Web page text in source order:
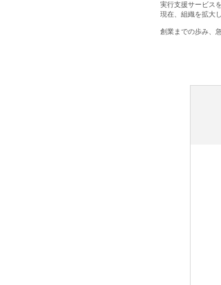
実行支援サービス
現在、組織を拡大
創業までの歩み、